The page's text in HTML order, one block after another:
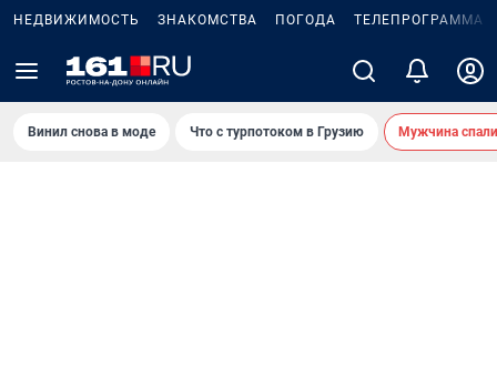
НЕДВИЖИМОСТЬ ЗНАКОМСТВА ПОГОДА ТЕЛЕПРОГРАММА
Винил снова в моде Что с турпотоком в Грузию Мужчина